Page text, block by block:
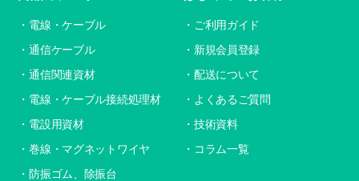
電線・ケーブル
通信ケーブル
通信関連資材
電線・ケーブル接続処理材
電設用資材
巻線・マグネットワイヤ
防振ゴム、除振台
ご利用ガイド
新規会員登録
配送について
よくあるご質問
技術資料
コラム一覧